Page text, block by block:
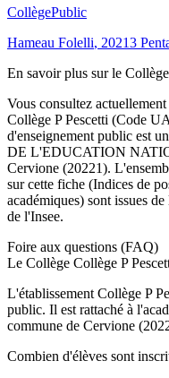
CollègePublic
Hameau Folelli, 20213
En savoir plus sur le Collège
Vous consultez
Collège P Pescetti (Code
d'enseignement public est
DE L'EDUCATION
Cervione (20221).
sur cette fiche (Indices de
académiques) sont issues
de l'Insee.
Foire aux questions (FAQ)
Le Collège Collège P
L'établissement Collège P
public. Il est rattaché à
commune de Cervione
Combien d'élèves sont